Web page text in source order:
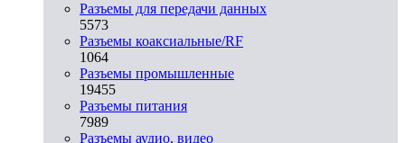
Разъeмы для передачи данных
5573
Разъeмы коаксиальные/RF
1064
Разъeмы промышленные
19455
Разъeмы питания
7989
Разъeмы аудио, видео